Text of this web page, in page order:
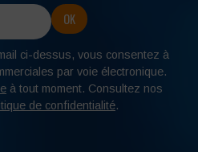
ci-dessus, vous consentez à
par voie électronique.
à tout moment. Consultez nos
de confidentialité.